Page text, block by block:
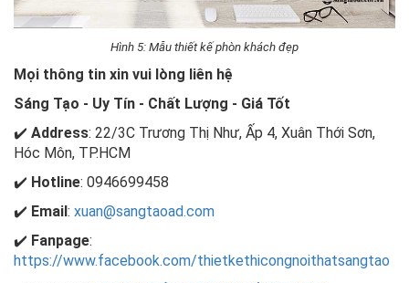
Hình 5: Mẫu thiết kế phòn khách đẹp
Mọi thông tin xin vui lòng liên hệ
Sáng Tạo - Uy Tín - Chất Lượng - Giá Tốt
✔️ Address: 22/3C Trương Thị Như, Ấp 4, Xuân Thới Sơn,
Hóc Môn, TP.HCM
✔️ Hotline: 0946699458
✔️ Email: xuan@sangtaoad.com
✔️ Fanpage:
https://www.facebook.com/thietkethicongnoithatsangtao